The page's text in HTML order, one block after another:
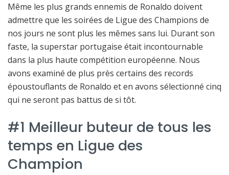
Même les plus grands ennemis de Ronaldo doivent
admettre que les soirées de Ligue des Champions de
nos jours ne sont plus les mêmes sans lui. Durant son
faste, la superstar portugaise était incontournable
dans la plus haute compétition européenne. Nous
avons examiné de plus près certains des records
époustouflants de Ronaldo et en avons sélectionné cinq
qui ne seront pas battus de si tôt.
#1 Meilleur buteur de tous les
temps en Ligue des
Champion